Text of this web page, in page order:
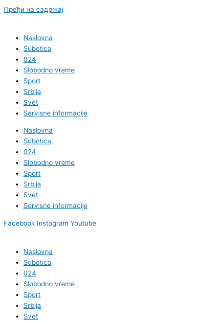
Пређи на садржај
Naslovna
Subotica
024
Slobodno vreme
Sport
Srbija
Svet
Servisne informacije
Naslovna
Subotica
024
Slobodno vreme
Sport
Srbija
Svet
Servisne informacije
Facebook Instagram Youtube
Naslovna
Subotica
024
Slobodno vreme
Sport
Srbija
Svet